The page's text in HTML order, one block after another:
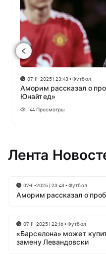
07-11-2025 | 23:43 •Футбол
Аморим рассказал о
Юнайтед»
144 Просмотры
Лента
07-11-2025 | 23:43 •Футбол
Аморим рассказал о
07-11-2025 | 22:16•Футбол
«Барселона» может
замену Левандовски